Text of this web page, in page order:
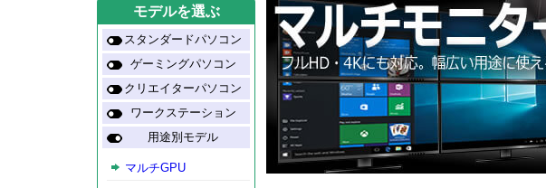
モデルを選ぶ
スタンダードパソコン
ゲーミングパソコン
クリエイターパソコン
ワークステーション
用途別モデル
マルチGPU